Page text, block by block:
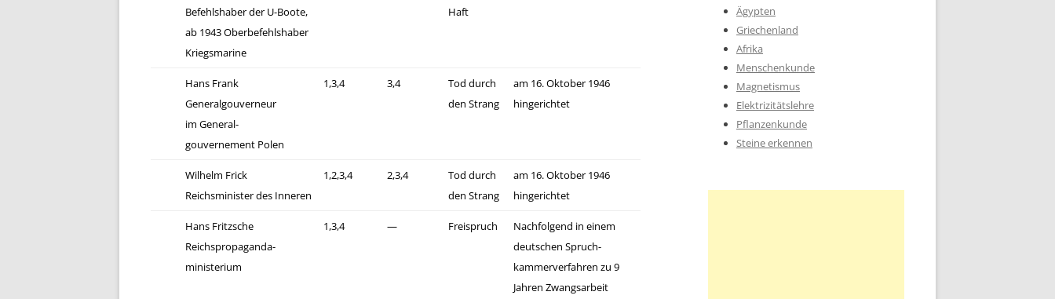
Befehlshaber der U-Boote,
ab 1943 Oberbefehlshaber
Kriegsmarine
Haft
Hans Frank
Generalgouverneur
im General-
gouvernement Polen
1,3,4 3,4
Tod durch
den Strang
am 16. Oktober 1946
hingerichtet
Wilhelm Frick
Reichsminister des Inneren
1,2,3,4 2,3,4
Tod durch
den Strang
am 16. Oktober 1946
hingerichtet
Hans Fritzsche
Reichspropaganda-
ministerium
1,3,4 — Freispruch
Nachfolgend in einem
deutschen Spruch-
kammerverfahren zu 9
Jahren Zwangsarbeit
Ägypten
Griechenland
Afrika
Menschenkunde
Magnetismus
Elektrizitätslehre
Pflanzenkunde
Steine erkennen